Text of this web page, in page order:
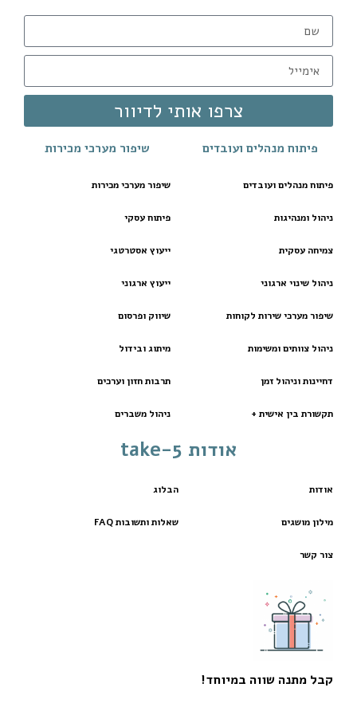
אודות take-5
אודות הבלוג
מילון מושגים שאלות ותשובות FAQ
צור קשר
קבל מתנה שווה במיוחד!
שיפור מערכי מכירות
שיפור מערכי מכירות
פיתוח עסקי
ייעוץ אסטרטגי
ייעוץ ארגוני
שיווק ופרסום
מיתוג ובידול
תרבות חזון וערכים
ניהול משברים
פיתוח מנהלים ועובדים
פיתוח מנהלים ועובדים
ניהול ומנהיגות
צמיחה עסקית
ניהול שינוי ארגוני
שיפור מערכי שירות לקוחות
ניהול צוותים ומשימות
דחיינות וניהול זמן
תקשורת בין אישית +
צרפו אותי לדיוור